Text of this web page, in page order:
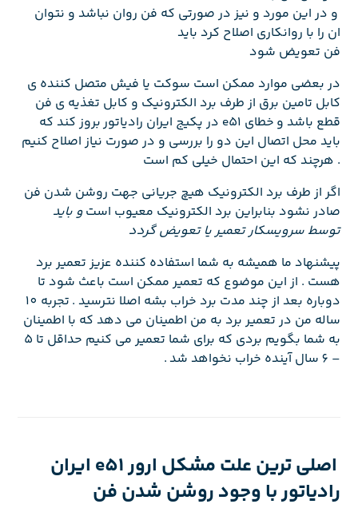
و در این مورد و نیز در صورتی که فن روان نباشد و نتوان
ان را با روانکاری اصلاح کرد باید
فن تعویض شود
در بعضی موارد ممکن است سوکت یا فیش متصل کننده ی
کابل تامین برق از طرف برد الکترونیک و کابل تغذیه ی فن
قطع باشد و خطای e51 در پکیج ایران رادیاتور بروز کند که
باید محل اتصال این دو را بررسی و در صورت نیاز اصلاح کنیم
. هرچند که این احتمال خیلی کم است
اگر از طرف برد الکترونیک هیچ جریانی جهت روشن شدن فن
صادر نشود بنابراین برد الکترونیک معیوب استو باید
توسط سرویسکار تعمیر یا تعویض گردد
پیشنهاد ما همیشه به شما استفاده کننده عزیز تعمیر برد
هست . از این موضوع که تعمیر ممکن است باعث شود تا
دوباره بعد از چند مدت برد خراب بشه اصلا نترسید . تجربه 10
ساله من در تعمیر برد به من اطمینان می دهد که با اطمینان
به شما بگویم بردی که برای شما تعمیر می کنیم حداقل تا 5
– 6 سال آینده خراب نخواهد شد .
اصلی ترین علت مشکل ارور e51 ایران
رادیاتور با وجود روشن شدن فن